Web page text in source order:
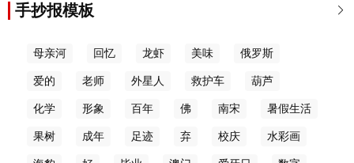

手抄报模板
母亲河 回忆 龙虾 美味 俄罗斯
爱的 老师 外星人 救护车 葫芦
化学 形象 百年 佛 南宋 暑假生活
果树 成年 足迹 弃 校庆 水彩画